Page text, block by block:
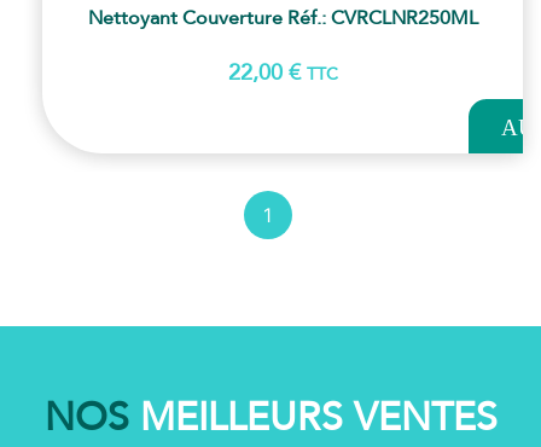
Nettoyant Couverture Réf.: CVRCLNR250ML
22,00 € TTC
AU
1
NOS MEILLEURS VENTES